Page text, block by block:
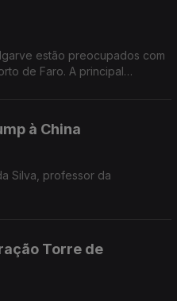
estão preocupados com
de Faro. A principal
à China
Silva, professor da
Torre de